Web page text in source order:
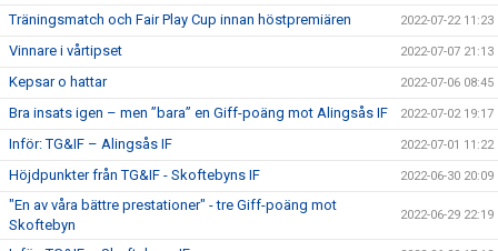
Träningsmatch och Fair Play Cup innan höstpremiären 2022-07-22 11:23
Vinnare i vårtipset 2022-07-07 21:13
Kepsar o hattar 2022-07-06 08:45
Bra insats igen – men ”bara” en Giff-poäng mot Alingsås IF 2022-07-02 19:17
Inför: TG&IF – Alingsås IF 2022-07-01 11:22
Höjdpunkter från TG&IF - Skoftebyns IF 2022-06-30 20:09
"En av våra bättre prestationer" - tre Giff-poäng mot
Skoftebyn
2022-06-29 22:19